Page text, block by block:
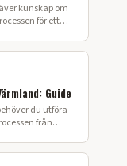
kunskap om
för ett
Guide
du utföra
från